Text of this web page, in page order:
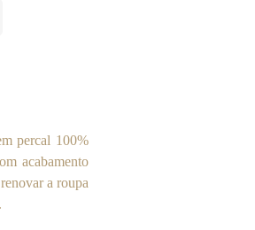
percal 100%
acabamento
a roupa